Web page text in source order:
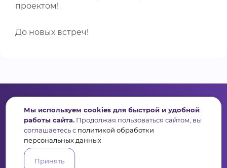
проектом!
До новых встреч!
Сервис для некоммерческих организаций
и социальных предпринимателей
Подпишись на рассылку дайджест, новости, мероприятия
Мы используем cookies для быстрой и удобной
работы сайта. Продолжая пользоваться сайтом, вы
соглашаетесь с политикой обработки
персональных данных
Принять